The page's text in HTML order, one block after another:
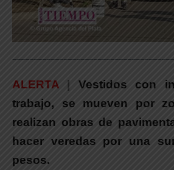
ALERTA
Vestidos con
trabajo, se mueven por
realizan obras de
hacer veredas por una
pesos.